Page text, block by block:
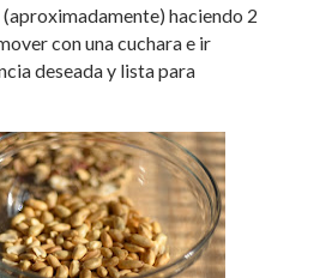
haciendo 2
con una cuchara e ir
deseada y lista para